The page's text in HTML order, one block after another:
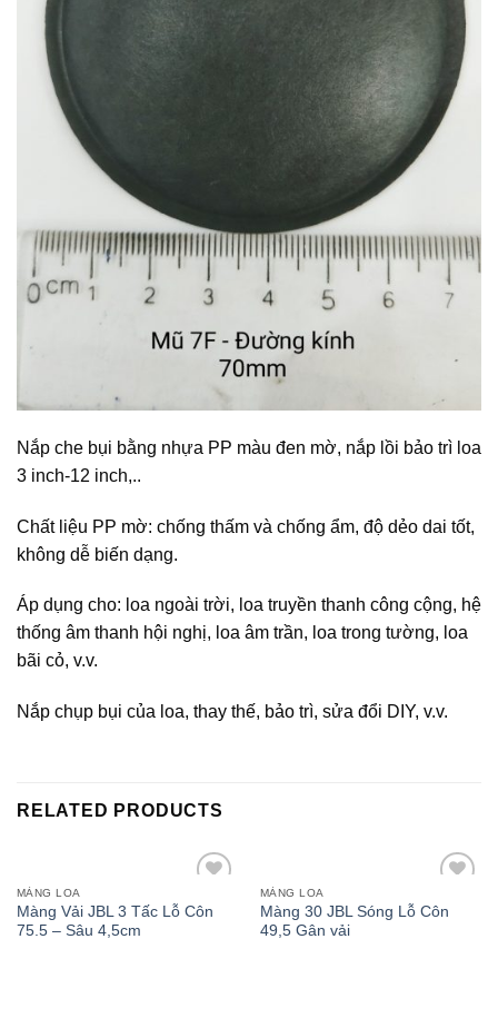
Nắp che bụi bằng nhựa PP màu đen mờ, nắp lồi bảo trì loa
3 inch-12 inch,..
Chất liệu PP mờ: chống thấm và chống ẩm, độ dẻo dai tốt,
không dễ biến dạng.
Áp dụng cho: loa ngoài trời, loa truyền thanh công cộng, hệ
thống âm thanh hội nghị, loa âm trần, loa trong tường, loa
bãi cỏ, v.v.
Nắp chụp bụi của loa, thay thế, bảo trì, sửa đổi DIY, v.v.
RELATED PRODUCTS
Add to
wishlist
MÀNG LOA
Màng Vải JBL 3 Tấc Lỗ Côn
75.5 – Sâu 4,5cm
Add to
wishlist
MÀNG LOA
Màng 30 JBL Sóng Lỗ Côn
49,5 Gân vải